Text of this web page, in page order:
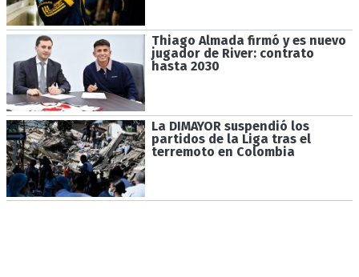
Thiago Almada firmó y es nuevo
jugador de River: contrato
hasta 2030
La DIMAYOR suspendió los
partidos de la Liga tras el
terremoto en Colombia